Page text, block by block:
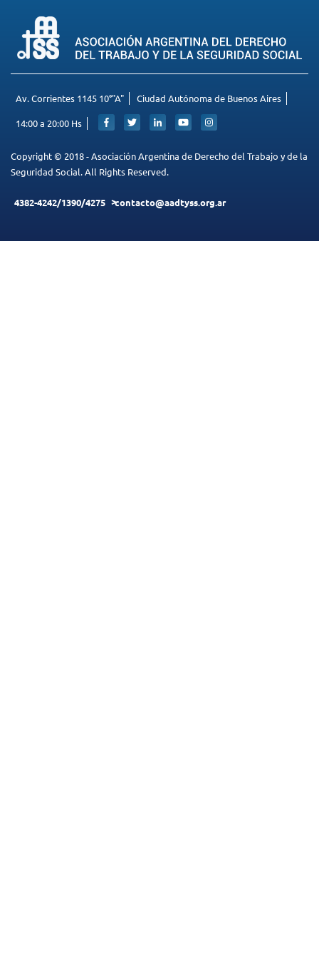
Sus comentarios nos ayudan a mejorar el funcionamiento de
nuestra página.
Agradecemos de antemano su colaboración.
ENVIAR
Av. Corrientes 1145 10°"A" Ciudad Autónoma de Buenos Aires
14:00 a 20:00 Hs
Copyright © 2018 - Asociación Argentina de Derecho del Trabajo y de la
Seguridad Social. All Rights Reserved.
4382-4242/1390/4275 contacto@aadtyss.org.ar